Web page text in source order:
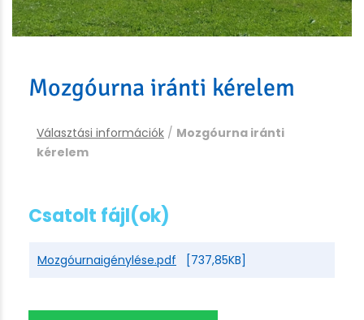
Mozgóurna iránti kérelem
Választási információk / Mozgóurna iránti
kérelem
Csatolt fájl(ok)
Mozgóurnaigénylése.pdf [737,85KB]